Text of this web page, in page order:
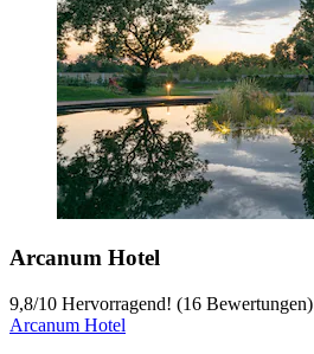
Arcanum Hotel
9,8/10 Hervorragend! (16 Bewertungen)
Arcanum Hotel